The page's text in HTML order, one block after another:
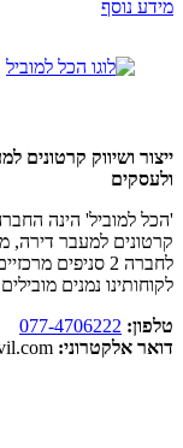
מידע נוסף
ייצור ושיווק קרטונים
ולעסקים
'הכל למוביל' הינה
קרטונים למעבר דירה,
לחברה 2 סניפים
לקוחותינו נמנים
טלפון: 077-4706222
דואר אלקטרוני: